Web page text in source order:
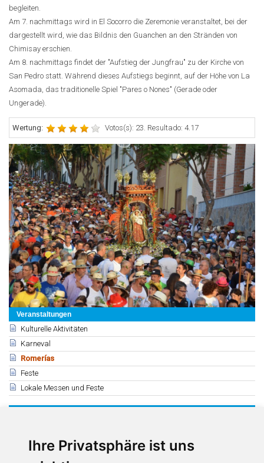
Ihre Privatsphäre ist uns
Veranstaltungen
Kulturelle Aktivitäten
Karneval
Romerías
Feste
Lokale Messen und Feste
Romería von San Marcos (Tegueste)
Jungfrau von Fátima (Arona)
begleiten.
Am 7. nachmittags wird in El Socorro die Zeremonie veranstaltet, bei der
dargestellt wird, wie das Bildnis den Guanchen an den Stränden von
Chimisay erschien.
Am 8. nachmittags findet der "Aufstieg der Jungfrau" zu der Kirche von
San Pedro statt. Während dieses Aufstiegs beginnt, auf der Höhe von La
Asomada, das traditionelle Spiel "Pares o Nones" (Gerade oder
Ungerade).
Wertung: Votos(s): 23. Resultado: 4.17